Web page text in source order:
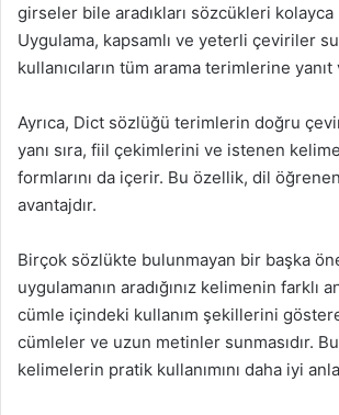
girseler bile aradıkları sözcükleri
Uygulama, kapsamlı ve yeterli çeviriler
kullanıcıların tüm arama terimlerine yanıt
Ayrıca, Dict sözlüğü terimlerin doğru
yanı sıra, fiil çekimlerini ve istenen
formlarını da içerir. Bu özellik, dil
avantajdır.
Birçok sözlükte bulunmayan bir başka
uygulamanın aradığınız kelimenin farklı
cümle içindeki kullanım şekillerini
cümleler ve uzun metinler sunmasıdır.
kelimelerin pratik kullanımını daha iyi